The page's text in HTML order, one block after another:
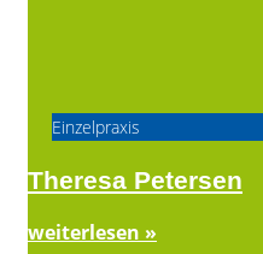
Einzelpraxis
Theresa Petersen
weiterlesen »